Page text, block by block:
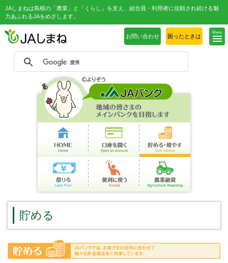
JAしまねは島根の「農業」と「くらし」を支え、組合員・利用者に信頼され続ける魅
力あふれるJAをめざします。
Menu
お問い合わせ 困ったときは
貯める